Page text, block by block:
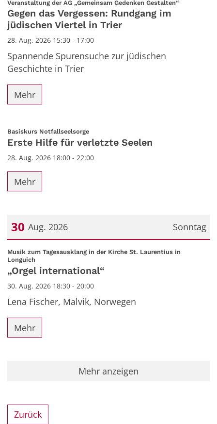
Veranstaltung der AG „Gemeinsam Gedenken Gestalten“:
Gegen das Vergessen: Rundgang im
jüdischen Viertel in Trier
28. Aug. 2026 15:30 - 17:00
Spannende Spurensuche zur jüdischen
Geschichte in Trier
Mehr
Basiskurs Notfallseelsorge:
Erste Hilfe für verletzte Seelen
28. Aug. 2026 18:00 - 22:00
Mehr
Sonntag
30 Aug. 2026
Datum: 30. August 2026
Musik zum Tagesausklang in der Kirche St. Laurentius in
Longuich
„Orgel international“
30. Aug. 2026 18:30 - 20:00
Lena Fischer, Malvik, Norwegen
Mehr
Mehr anzeigen
Zurück